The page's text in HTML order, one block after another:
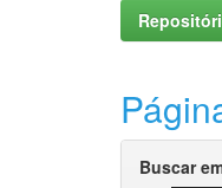
Buscar